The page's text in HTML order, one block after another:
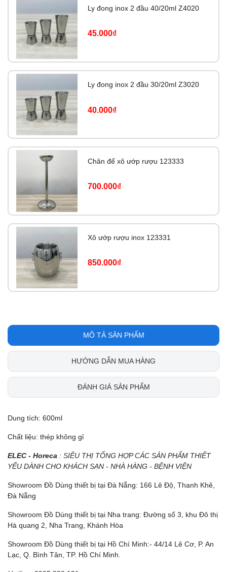
Ly đong inox 2 đầu 40/20ml Z4020
45.000₫
Ly đong inox 2 đầu 30/20ml Z3020
40.000₫
Chân đế xô ướp rượu 123333
700.000₫
Xô ướp rượu inox 123331
850.000₫
MÔ TẢ SẢN PHẨM
HƯỚNG DẪN MUA HÀNG
ĐÁNH GIÁ SẢN PHẨM
Dung tích: 600ml
Chất liệu: thép không gỉ
ELEC - Horeca : SIÊU THỊ TỔNG HỢP CÁC SẢN PHẨM THIẾT
YẾU DÀNH CHO KHÁCH SẠN - NHÀ HÀNG - BỆNH VIỆN
Showroom Đồ Dùng thiết bị tại Đà Nẵng: 166 Lê Độ, Thanh Khê,
Đà Nẵng
Showroom Đồ Dùng thiết bị tại Nha trang: Đường số 3, khu Đô thị
Hà quang 2, Nha Trang, Khánh Hòa
Showroom Đồ Dùng thiết bị tại Hồ Chí Minh:- 44/14 Lê Cơ, P. An
Lạc, Q. Bình Tân, TP. Hồ Chí Minh.